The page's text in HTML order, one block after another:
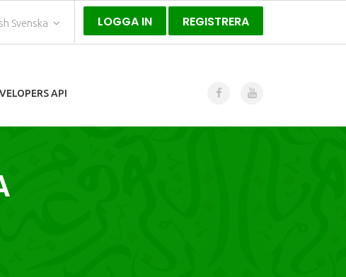
Svenska LOGGA IN REGISTRERA
API